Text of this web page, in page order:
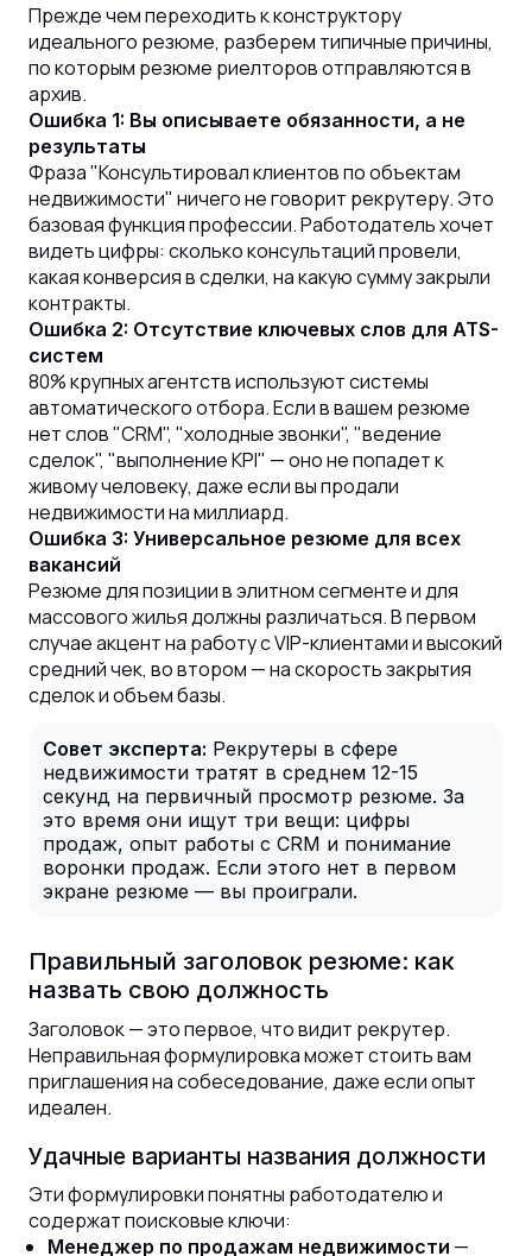
Прежде чем переходить к конструктору
идеального резюме, разберем типичные причины,
по которым резюме риелторов отправляются в
архив.
Ошибка 1: Вы описываете обязанности, а не
результаты
Фраза "Консультировал клиентов по объектам
недвижимости" ничего не говорит рекрутеру. Это
базовая функция профессии. Работодатель хочет
видеть цифры: сколько консультаций провели,
какая конверсия в сделки, на какую сумму закрыли
контракты.
Ошибка 2: Отсутствие ключевых слов для ATS-
систем
80% крупных агентств используют системы
автоматического отбора. Если в вашем резюме
нет слов "CRM", "холодные звонки", "ведение
сделок", "выполнение KPI" — оно не попадет к
живому человеку, даже если вы продали
недвижимости на миллиард.
Ошибка 3: Универсальное резюме для всех
вакансий
Резюме для позиции в элитном сегменте и для
массового жилья должны различаться. В первом
случае акцент на работу с VIP-клиентами и высокий
средний чек, во втором — на скорость закрытия
сделок и объем базы.
Совет эксперта: Рекрутеры в сфере
недвижимости тратят в среднем 12-15
секунд на первичный просмотр резюме. За
это время они ищут три вещи: цифры
продаж, опыт работы с CRM и понимание
воронки продаж. Если этого нет в первом
экране резюме — вы проиграли.
Правильный заголовок резюме: как
назвать свою должность
Заголовок — это первое, что видит рекрутер.
Неправильная формулировка может стоить вам
приглашения на собеседование, даже если опыт
идеален.
Удачные варианты названия должности
Эти формулировки понятны работодателю и
содержат поисковые ключи:
Менеджер по продажам недвижимости —